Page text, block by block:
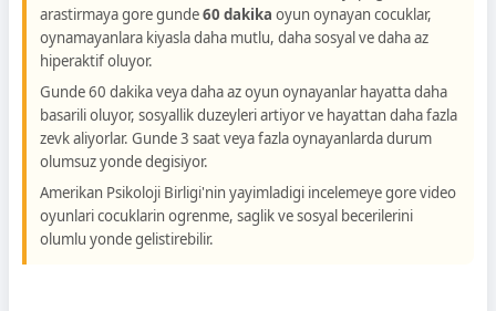
arastirmaya gore gunde60 dakika oyun oynayan cocuklar,
oynamayanlara kiyasla daha mutlu, daha sosyal ve daha az
hiperaktif oluyor.
Gunde 60 dakika veya daha az oyun oynayanlar hayatta daha
basarili oluyor, sosyallik duzeyleri artiyor ve hayattan daha fazla
zevk aliyorlar. Gunde 3 saat veya fazla oynayanlarda durum
olumsuz yonde degisiyor.
Amerikan Psikoloji Birligi'nin yayimladigi incelemeye gore video
oyunlari cocuklarin ogrenme, saglik ve sosyal becerilerini
olumlu yonde gelistirebilir.